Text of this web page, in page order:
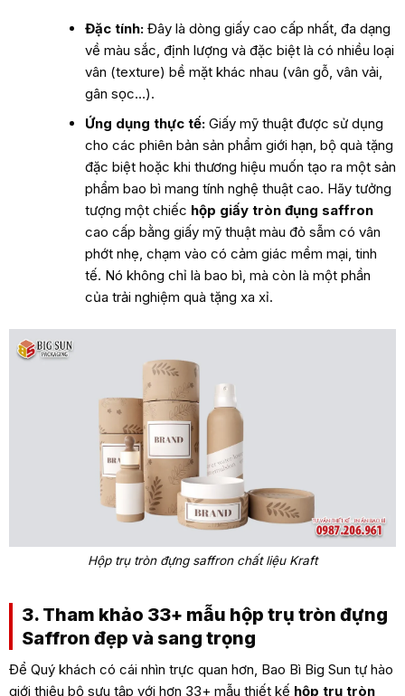
Đặc tính:Đây là dòng giấy cao cấp nhất, đa dạng
về màu sắc, định lượng và đặc biệt là có nhiều loại
vân (texture) bề mặt khác nhau (vân gỗ, vân vải,
gân sọc…).
Ứng dụng thực tế:Giấy mỹ thuật được sử dụng
cho các phiên bản sản phẩm giới hạn, bộ quà tặng
đặc biệt hoặc khi thương hiệu muốn tạo ra một sản
phẩm bao bì mang tính nghệ thuật cao. Hãy tưởng
tượng một chiếc hộp giấy tròn đụng saffron
cao cấp bằng giấy mỹ thuật màu đỏ sẫm có vân
phớt nhẹ, chạm vào có cảm giác mềm mại, tinh
tế. Nó không chỉ là bao bì, mà còn là một phần
của trải nghiệm quà tặng xa xỉ.
Hộp trụ tròn đựng saffron chất liệu Kraft
3. Tham khảo 33+ mẫu hộp trụ tròn đựng
Saffron đẹp và sang trọng
Để Quý khách có cái nhìn trực quan hơn, Bao Bì Big Sun tự hào
giới thiệu bộ sưu tập với hơn 33+ mẫu thiết kế hộp trụ tròn